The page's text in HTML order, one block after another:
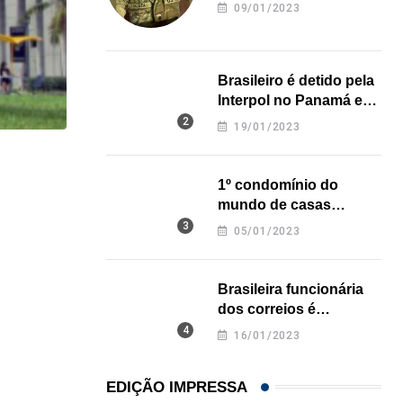
Açaí é reconhecido oficialmente como fruto
09/01/2023
Brasileiro é detido pela
Interpol no Panamá e
pode pegar prisão
19/01/2023
1º condomínio do
mundo de casas
impressas em 3D é
05/01/2023
Brasileira funcionária
dos correios é
assassinada a facadas
16/01/2023
EDIÇÃO IMPRESSA